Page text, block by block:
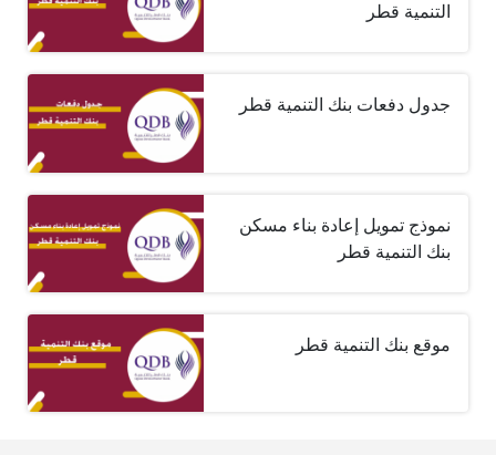
التنمية قطر
جدول دفعات بنك التنمية قطر
نموذج تمويل إعادة بناء مسكن
بنك التنمية قطر
موقع بنك التنمية قطر